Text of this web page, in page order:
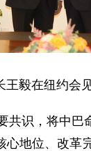
毅在纽约会
识，将中
地位、改